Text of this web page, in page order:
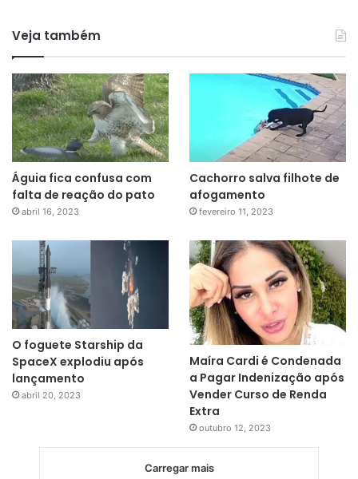
Veja também
Águia fica confusa com
falta de reação do pato
abril 16, 2023
Cachorro salva filhote de
afogamento
fevereiro 11, 2023
O foguete Starship da
SpaceX explodiu após
lançamento
abril 20, 2023
Maíra Cardi é Condenada
a Pagar Indenização após
Vender Curso de Renda
Extra
outubro 12, 2023
Carregar mais